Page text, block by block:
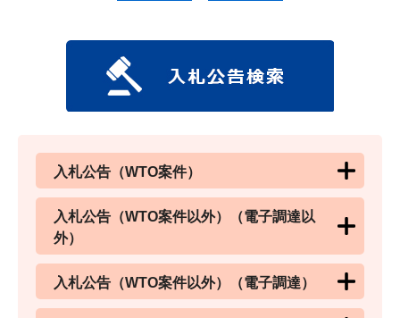
入札公告（WTO案件）
入札公告（WTO案件以外）（電子調達以
外）
入札公告（WTO案件以外）（電子調達）